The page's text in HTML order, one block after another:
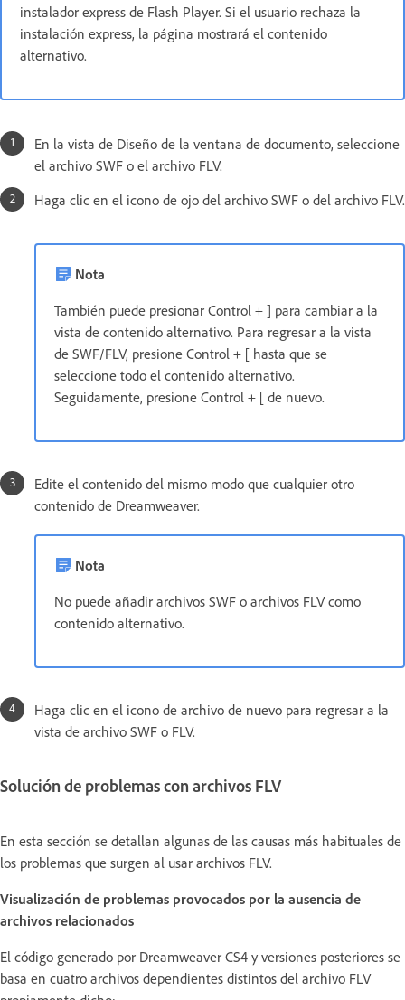
instalador express de Flash Player. Si el usuario rechaza la
instalación express, la página mostrará el contenido
alternativo.
En la vista de Diseño de la ventana de documento, seleccione
el archivo SWF o el archivo FLV.
Haga clic en el icono de ojo del archivo SWF o del archivo FLV.
Nota
También puede presionar Control + ] para cambiar a la
vista de contenido alternativo. Para regresar a la vista
de SWF/FLV, presione Control + [ hasta que se
seleccione todo el contenido alternativo.
Seguidamente, presione Control + [ de nuevo.
Edite el contenido del mismo modo que cualquier otro
contenido de Dreamweaver.
Nota
No puede añadir archivos SWF o archivos FLV como
contenido alternativo.
Haga clic en el icono de archivo de nuevo para regresar a la
vista de archivo SWF o FLV.
Solución de problemas con archivos FLV
En esta sección se detallan algunas de las causas más habituales de
los problemas que surgen al usar archivos FLV.
Visualización de problemas provocados por la ausencia de
archivos relacionados
El código generado por Dreamweaver CS4 y versiones posteriores se
basa en cuatro archivos dependientes distintos del archivo FLV